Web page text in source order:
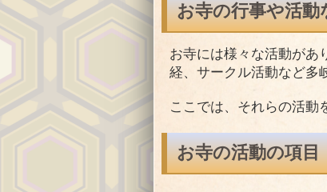
お寺の行事や活動
お寺には様々な活動があ
経、サークル活動など多
ここでは、それらの活動
お寺の活動の項目